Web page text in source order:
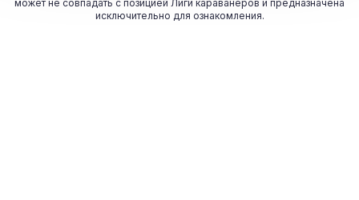
может не совпадать с позицией Лиги караванеров и предназначена
исключительно для ознакомления.